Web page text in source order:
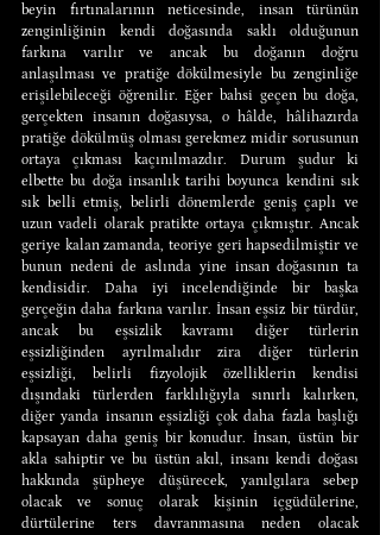
beyin fırtınalarının neticesinde, insan türünün
zenginliğinin kendi doğasında saklı olduğunun
farkına varılır ve ancak bu doğanın doğru
anlaşılması ve pratiğe dökülmesiyle bu zenginliğe
erişilebileceği öğrenilir. Eğer bahsi geçen bu doğa,
gerçekten insanın doğasıysa, o hâlde, hâlihazırda
pratiğe dökülmüş olması gerekmez midir sorusunun
ortaya çıkması kaçınılmazdır. Durum şudur ki
elbette bu doğa insanlık tarihi boyunca kendini sık
sık belli etmiş, belirli dönemlerde geniş çaplı ve
uzun vadeli olarak pratikte ortaya çıkmıştır. Ancak
geriye kalan zamanda, teoriye geri hapsedilmiştir ve
bunun nedeni de aslında yine insan doğasının ta
kendisidir. Daha iyi incelendiğinde bir başka
gerçeğin daha farkına varılır. İnsan eşsiz bir türdür,
ancak bu eşsizlik kavramı diğer türlerin
eşsizliğinden ayrılmalıdır zira diğer türlerin
eşsizliği, belirli fizyolojik özelliklerin kendisi
dışındaki türlerden farklılığıyla sınırlı kalırken,
diğer yanda insanın eşsizliği çok daha fazla başlığı
kapsayan daha geniş bir konudur. İnsan, üstün bir
akla sahiptir ve bu üstün akıl, insanı kendi doğası
hakkında şüpheye düşürecek, yanılgılara sebep
olacak ve sonuç olarak kişinin içgüdülerine,
dürtülerine ters davranmasına neden olacak